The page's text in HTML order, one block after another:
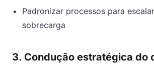
Padronizar processos para
sobrecarga
3. Condução estratégica do